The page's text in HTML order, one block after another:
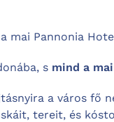
Pannonia
s mind a
a város fő
tereit, és